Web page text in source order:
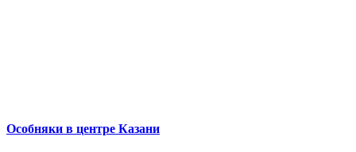
Особняки в центре Казани